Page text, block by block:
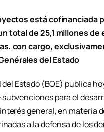
está cofinanciada
total de 25,1 millones de
con cargo,
del Estado
Estado (BOE) publica
para el
general, en materia
a la defensa de los